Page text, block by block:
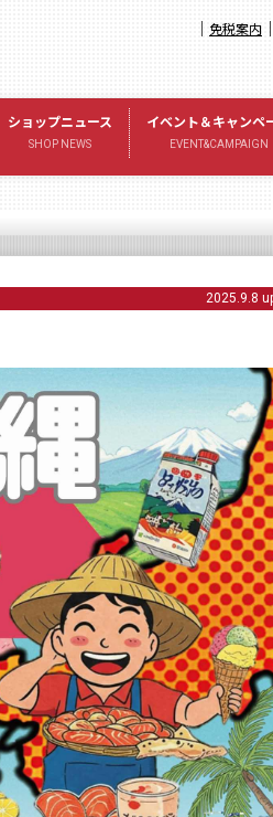
免税案内
ショップニュース
SHOP NEWS
イベント＆キャンペ
EVENT&CAMPAIGN
2025.9.8